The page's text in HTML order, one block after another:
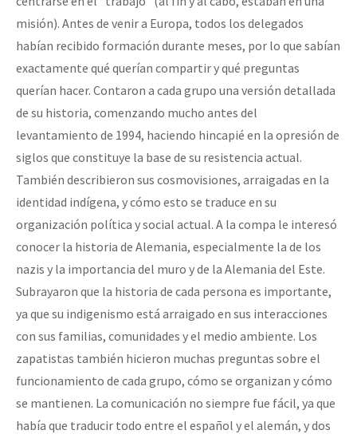
misión). Antes de venir a Europa, todos los delegados
habían recibido formación durante meses, por lo que sabían
exactamente qué querían compartir y qué preguntas
querían hacer. Contaron a cada grupo una versión detallada
de su historia, comenzando mucho antes del
levantamiento de 1994, haciendo hincapié en la opresión de
siglos que constituye la base de su resistencia actual.
También describieron sus cosmovisiones, arraigadas en la
identidad indígena, y cómo esto se traduce en su
organización política y social actual. A la compa le interesó
conocer la historia de Alemania, especialmente la de los
nazis y la importancia del muro y de la Alemania del Este.
Subrayaron que la historia de cada persona es importante,
ya que su indigenismo está arraigado en sus interacciones
con sus familias, comunidades y el medio ambiente. Los
zapatistas también hicieron muchas preguntas sobre el
funcionamiento de cada grupo, cómo se organizan y cómo
se mantienen. La comunicación no siempre fue fácil, ya que
había que traducir todo entre el español y el alemán, y dos